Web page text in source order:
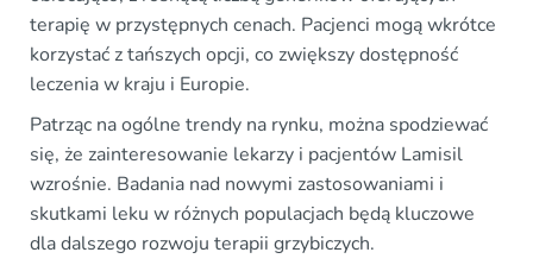
terapię w przystępnych cenach. Pacjenci mogą wkrótce
korzystać z tańszych opcji, co zwiększy dostępność
leczenia w kraju i Europie.
Patrząc na ogólne trendy na rynku, można spodziewać
się, że zainteresowanie lekarzy i pacjentów Lamisil
wzrośnie. Badania nad nowymi zastosowaniami i
skutkami leku w różnych populacjach będą kluczowe
dla dalszego rozwoju terapii grzybiczych.